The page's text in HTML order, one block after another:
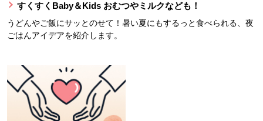
すくすくBaby＆Kids おむつやミルクなども！
うどんやご飯にサッとのせて！暑い夏にもするっと食べられる、夜
ごはんアイデアを紹介します。